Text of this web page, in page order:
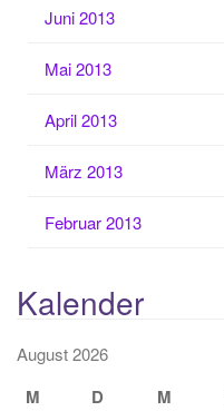
Juni 2013
Mai 2013
April 2013
März 2013
Februar 2013
Kalender
August 2026
M D M